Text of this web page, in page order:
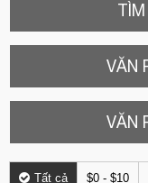
VĂN
VĂN
Tất cả $0 - $10